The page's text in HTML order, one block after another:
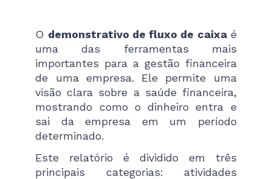
O demonstrativo de fluxo de caixaé
uma das ferramentas mais
importantes para a gestão financeira
de uma empresa. Ele permite uma
visão clara sobre a saúde financeira,
mostrando como o dinheiro entra e
sai da empresa em um período
determinado.
Este relatório é dividido em três
principais categorias: atividades